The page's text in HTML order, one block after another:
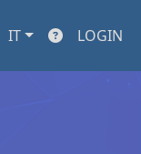
IT LOGIN